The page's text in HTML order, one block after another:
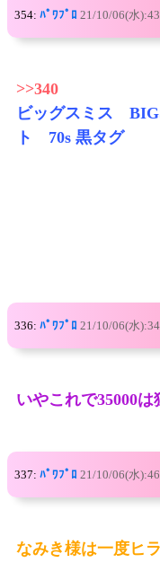
354: ﾊﾟﾜﾌﾟﾛ 21/10/06(水):43
>>340
ビッグスミス
ト 70s 黒タグ
336: ﾊﾟﾜﾌﾟﾛ 21/10/06(水):34
いやこれで35000
337: ﾊﾟﾜﾌﾟﾛ 21/10/06(水):46
なみき様は一度ヒ